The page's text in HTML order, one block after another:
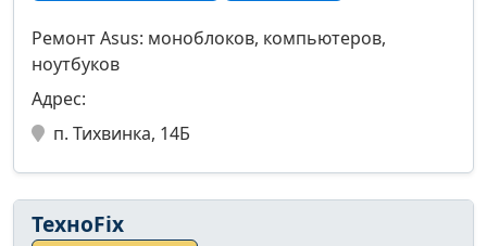
Ремонт Asus: моноблоков, компьютеров,
ноутбуков
Адрес:
п. Тихвинка, 14Б
ТехноFix